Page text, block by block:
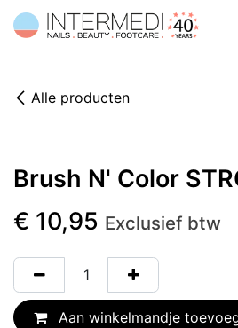
Overslaan naar inhoud
Alle producten
Brush N' Color
€ 10,95 Exclusief btw
Aan winkelmandje